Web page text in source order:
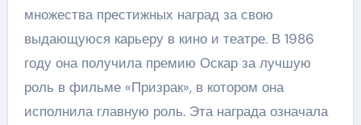
множества престижных наград за свою
выдающуюся карьеру в кино и театре. В 1986
году она получила премию Оскар за лучшую
роль в фильме «Призрак», в котором она
исполнила главную роль. Эта награда означала